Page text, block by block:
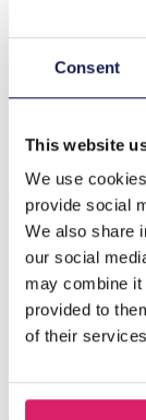
Consent
This website
We use
provide social
We also share
our social
may combine it
provided to
of their
Beschrijving
H-E24.1 K3-
Anderen